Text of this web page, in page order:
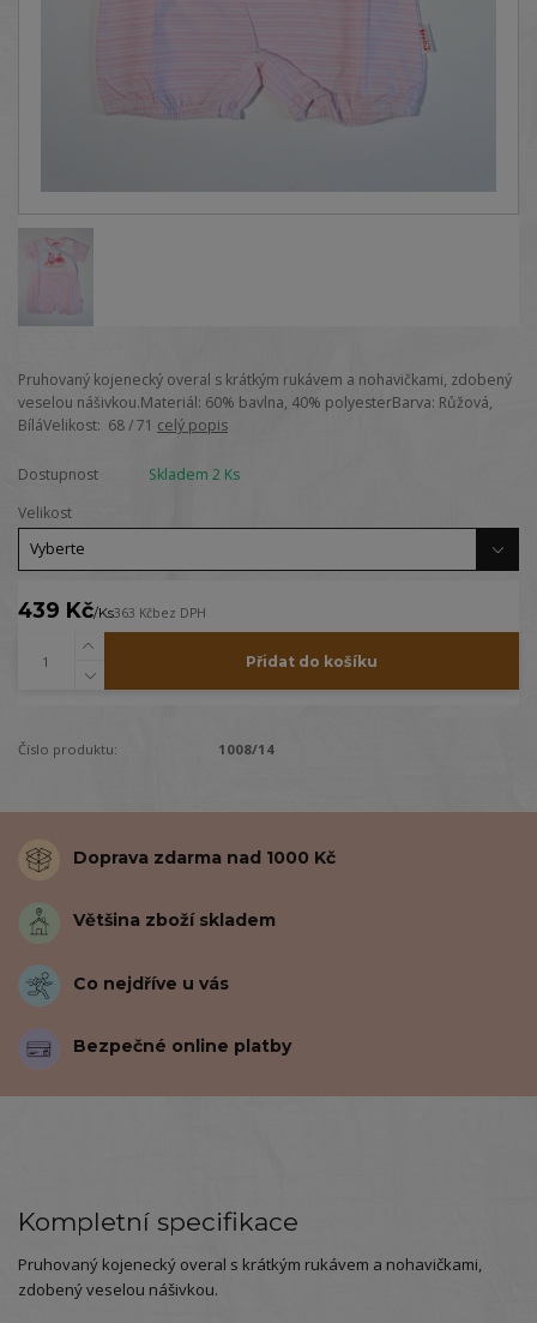
Pruhovaný kojenecký overal s krátkým rukávem a nohavičkami, zdobený
veselou nášivkou.Materiál: 60% bavlna, 40% polyesterBarva: Růžová,
BíláVelikost: 68 / 71 celý popis
Dostupnost
Skladem 2 Ks
Velikost
439 Kč/Ks363 Kčbez DPH
Přidat do košíku
Číslo produktu: 1008/14
Doprava zdarma nad 1000 Kč
Většina zboží skladem
Co nejdříve u vás
Bezpečné online platby
Kompletní specifikace
Pruhovaný kojenecký overal s krátkým rukávem a nohavičkami,
zdobený veselou nášivkou.